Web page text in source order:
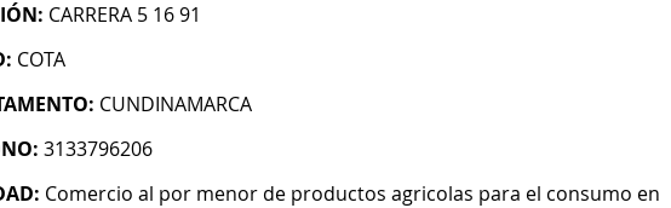
CARRERA 5 16 91
COTA
CUNDINAMARCA
3133796206
Comercio al por menor de productos agricolas para el consumo en